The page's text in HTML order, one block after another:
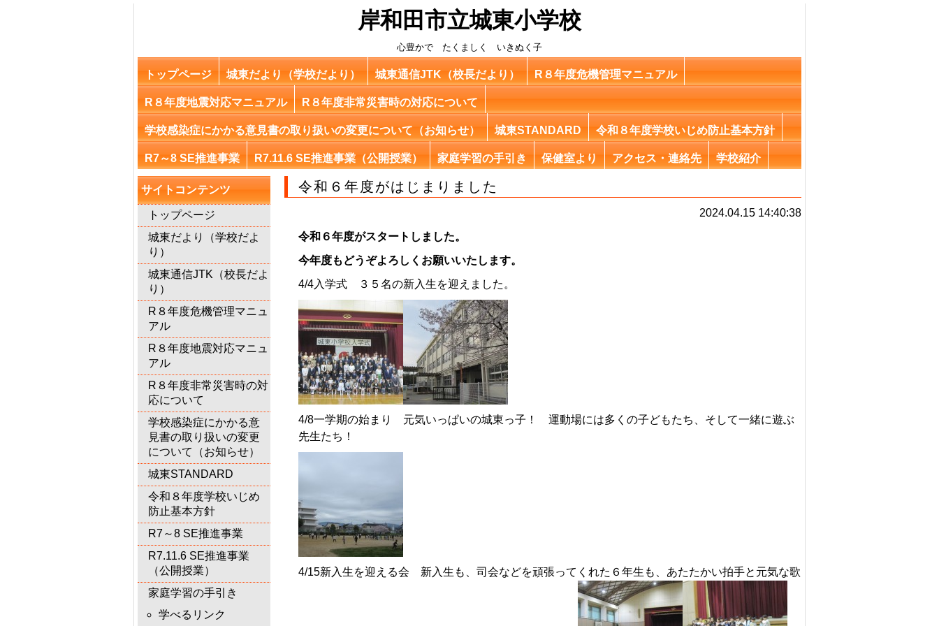
岸和田市立城東小学校
心豊かで たくましく いきぬく子
トップページ 城東だより（学校だより） 城東通信JTK（校長だより） R８年度危機管理マニュアル
R８年度地震対応マニュアル R８年度非常災害時の対応について
学校感染症にかかる意見書の取り扱いの変更について（お知らせ） 城東STANDARD 令和８年度学校いじめ防止基本方針
R7～8 SE推進事業 R7.11.6 SE推進事業（公開授業） 家庭学習の手引き 保健室より アクセス・連絡先 学校紹介
サイトコンテンツ
トップページ
城東だより（学校だよ
り）
城東通信JTK（校長だよ
り）
R８年度危機管理マニュ
アル
R８年度地震対応マニュ
アル
R８年度非常災害時の対
応について
学校感染症にかかる意
見書の取り扱いの変更
について（お知らせ）
城東STANDARD
令和８年度学校いじめ
防止基本方針
R7～8 SE推進事業
R7.11.6 SE推進事業
（公開授業）
家庭学習の手引き
学べるリンク
令和６年度がはじまりました
2024.04.15 14:40:38
令和６年度がスタートしました。
今年度もどうぞよろしくお願いいたします。
4/4入学式 ３５名の新入生を迎えました。
4/8一学期の始まり 元気いっぱいの城東っ子！ 運動場には多くの子どもたち、そして一緒に遊ぶ
先生たち！
4/15新入生を迎える会 新入生も、司会などを頑張ってくれた６年生も、あたたかい拍手と元気な歌